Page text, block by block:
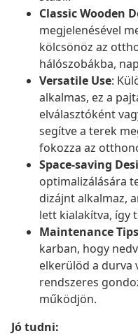
Classic Wooden
megjelenésével
kölcsönöz az
hálószobákba,
Versatile Use:
alkalmas, ez a
elválasztóként
segítve a terek
fokozza az
Space-saving
optimalizálására
dizájnt alkalmaz,
lett kialakítva, így
Maintenance Tips
karban, hogy
elkerülöd a durva
rendszeres
működjön.
Jó tudni: